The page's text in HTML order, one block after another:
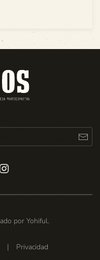
por Yohiful.
| Privacidad